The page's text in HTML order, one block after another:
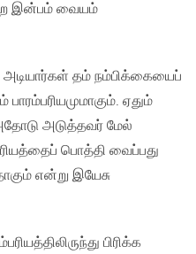
இன்பம் வையம்
அடியார்கள் தம் நம்பிக்கையைப்
ஏதும்
அடுத்தவர் மேல்
பொத்தி வைப்பது
என்று இயேசு
பிரிக்க